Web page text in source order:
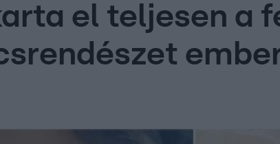
el teljesen a